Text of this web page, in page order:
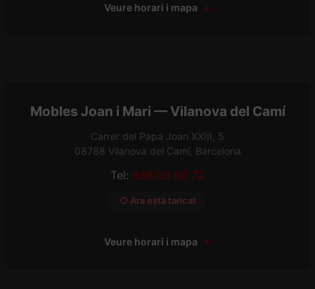
Veure horari i mapa
Mobles Joan i Mari — Vilanova del Camí
Carrer del Papa Joan XXIII, 5
08788 Vilanova del Camí, Barcelona
Tel: 938 05 50 72
○ Ara està tancat
Veure horari i mapa